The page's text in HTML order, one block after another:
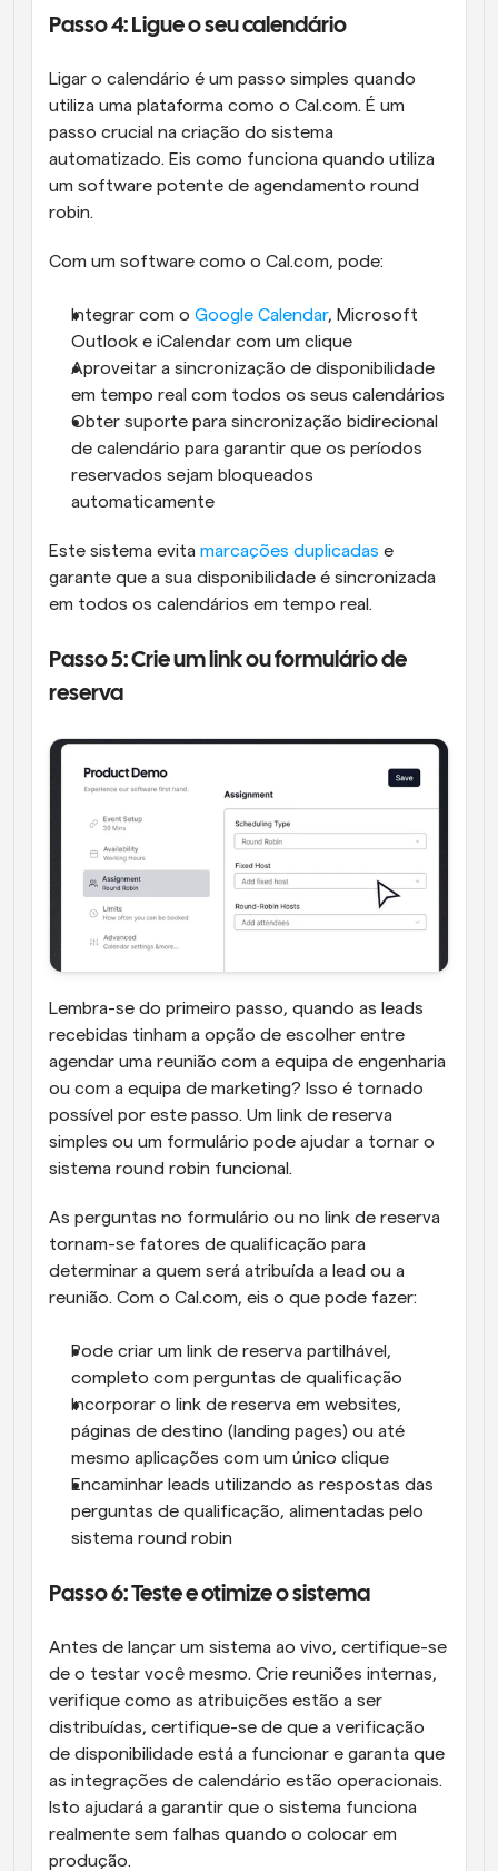
Passo 4: Ligue o seu calendário
Ligar o calendário é um passo simples quando
utiliza uma plataforma como o Cal.com. É um
passo crucial na criação do sistema
automatizado. Eis como funciona quando utiliza
um software potente de agendamento round
robin.
Com um software como o Cal.com, pode:
Integrar com o Google Calendar, Microsoft
Outlook e iCalendar com um clique
Aproveitar a sincronização de disponibilidade
em tempo real com todos os seus calendários
Obter suporte para sincronização bidirecional
de calendário para garantir que os períodos
reservados sejam bloqueados
automaticamente
Este sistema evita marcações duplicadas e
garante que a sua disponibilidade é sincronizada
em todos os calendários em tempo real.
Passo 5: Crie um link ou formulário de
reserva
Lembra-se do primeiro passo, quando as leads
recebidas tinham a opção de escolher entre
agendar uma reunião com a equipa de engenharia
ou com a equipa de marketing? Isso é tornado
possível por este passo. Um link de reserva
simples ou um formulário pode ajudar a tornar o
sistema round robin funcional.
As perguntas no formulário ou no link de reserva
tornam-se fatores de qualificação para
determinar a quem será atribuída a lead ou a
reunião. Com o Cal.com, eis o que pode fazer:
Pode criar um link de reserva partilhável,
completo com perguntas de qualificação
Incorporar o link de reserva em websites,
páginas de destino (landing pages) ou até
mesmo aplicações com um único clique
Encaminhar leads utilizando as respostas das
perguntas de qualificação, alimentadas pelo
sistema round robin
Passo 6: Teste e otimize o sistema
Antes de lançar um sistema ao vivo, certifique-se
de o testar você mesmo. Crie reuniões internas,
verifique como as atribuições estão a ser
distribuídas, certifique-se de que a verificação
de disponibilidade está a funcionar e garanta que
as integrações de calendário estão operacionais.
Isto ajudará a garantir que o sistema funciona
realmente sem falhas quando o colocar em
produção.